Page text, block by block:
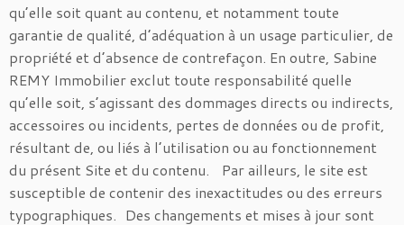
qu’elle soit quant au contenu, et notamment toute
garantie de qualité, d’adéquation à un usage particulier, de
propriété et d’absence de contrefaçon. En outre, Sabine
REMY Immobilier exclut toute responsabilité quelle
qu’elle soit, s’agissant des dommages directs ou indirects,
accessoires ou incidents, pertes de données ou de profit,
résultant de, ou liés à l’utilisation ou au fonctionnement
du présent Site et du contenu. Par ailleurs, le site est
susceptible de contenir des inexactitudes ou des erreurs
typographiques. Des changements et mises à jour sont